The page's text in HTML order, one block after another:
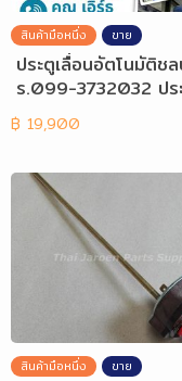
สินค้ามือหนึ่ง ขาย
ประตูเลื่อนอัตโนมัติช
ร.099-3732032 ปร
ต้ชลบุรี
฿ 19,900
สินค้ามือหนึ่ง ขาย